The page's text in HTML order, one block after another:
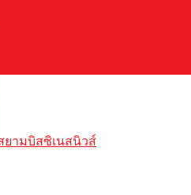
ยามบิสซิเนสนิวส์